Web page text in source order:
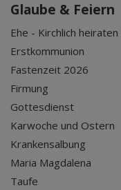
Glaube & Feiern
Ehe - Kirchlich heiraten
Erstkommunion
Fastenzeit 2026
Firmung
Gottesdienst
Karwoche und Ostern
Krankensalbung
Maria Magdalena
Taufe